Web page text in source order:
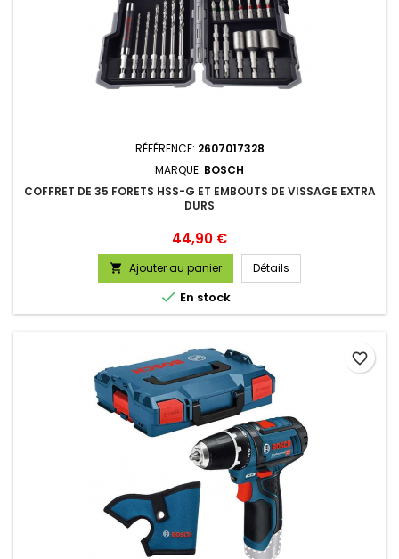
RÉFÉRENCE: 2607017328
MARQUE: BOSCH
COFFRET DE 35 FORETS HSS-G ET EMBOUTS DE VISSAGE EXTRA
DURS
Prix
44,90 €
 Ajouter au panier Détails
 En stock
favorite_border